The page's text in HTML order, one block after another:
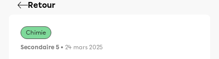
Retour
Chimie
Secondaire 5 • 24 mars 2025